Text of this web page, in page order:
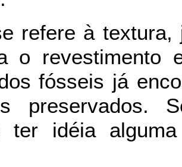
refere à
o revestimento
fósseis já
preservados.
ter idéia